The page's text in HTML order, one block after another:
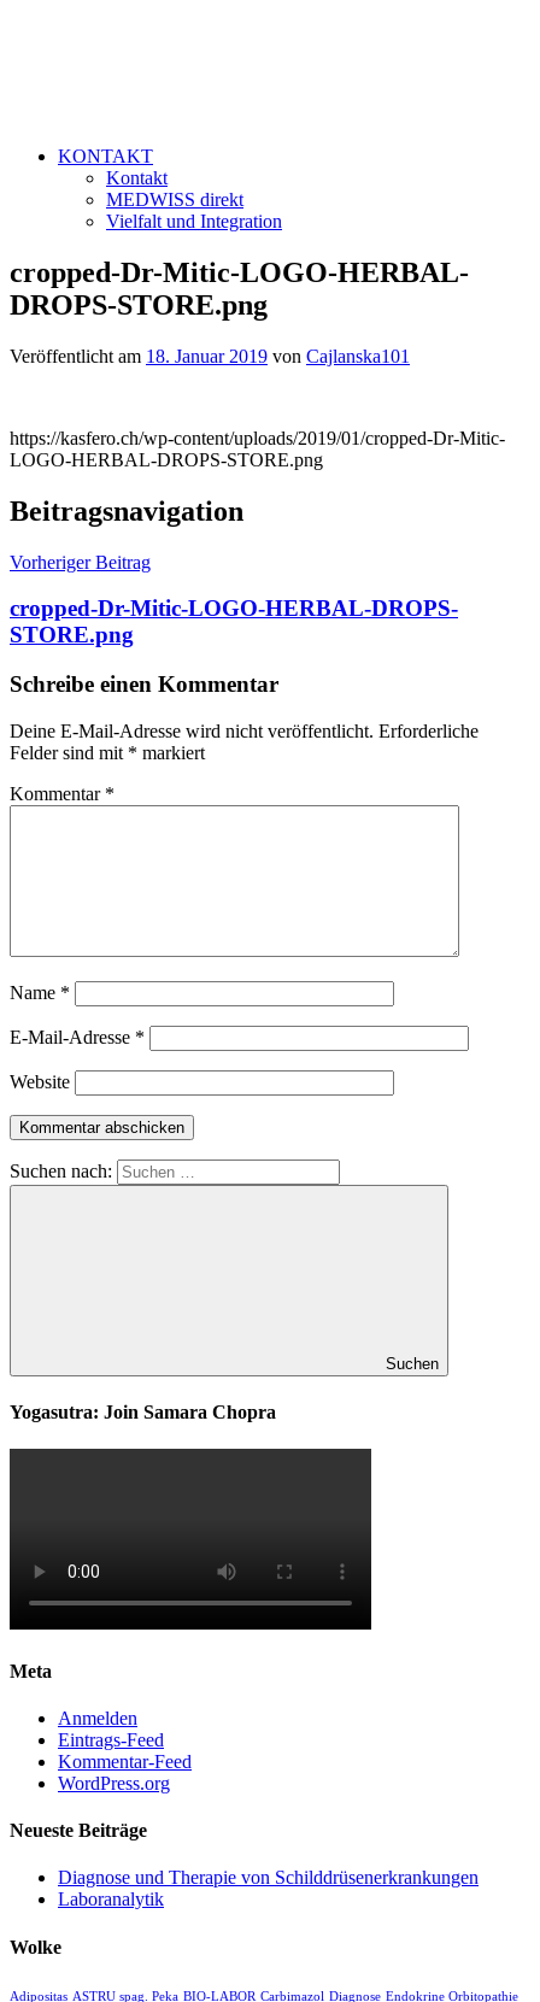
KONTAKT
Kontakt
MEDWISS direkt
Vielfalt und Integration
cropped-Dr-Mitic-LOGO-HERBAL-
DROPS-STORE.png
Veröffentlicht am 18. Januar 2019 von Cajlanska101
https://kasfero.ch/wp-content/uploads/2019/01/cropped-Dr-Mitic-
LOGO-HERBAL-DROPS-STORE.png
Beitragsnavigation
Vorheriger Beitrag
cropped-Dr-Mitic-LOGO-HERBAL-DROPS-
STORE.png
Schreibe einen Kommentar
Deine E-Mail-Adresse wird nicht veröffentlicht. Erforderliche
Felder sind mit * markiert
Kommentar *
Name *
E-Mail-Adresse *
Website
Suchen nach:
Suchen
Yogasutra: Join Samara Chopra
Meta
Anmelden
Eintrags-Feed
Kommentar-Feed
WordPress.org
Neueste Beiträge
Diagnose und Therapie von Schilddrüsenerkrankungen
Laboranalytik
Wolke
Adipositas ASTRU spag. Peka BIO-LABOR Carbimazol Diagnose Endokrine Orbitopathie